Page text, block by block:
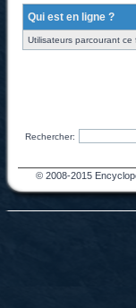
Qui est en ligne ?
Utilisateurs parcourant
Rechercher:
© 2008-2015